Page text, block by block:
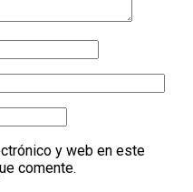
y web en este
comente.